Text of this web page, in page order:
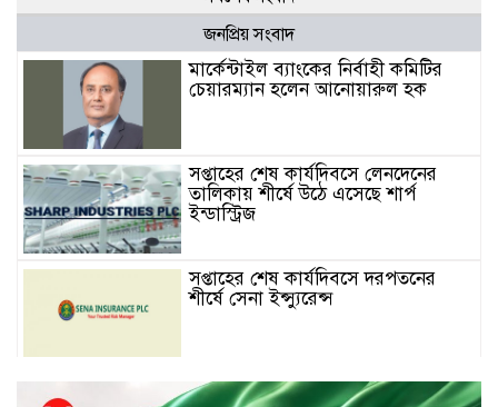
জনপ্রিয় সংবাদ
মার্কেন্টাইল ব্যাংকের নির্বাহী কমিটির
চেয়ারম্যান হলেন আনোয়ারুল হক
সপ্তাহের শেষ কার্যদিবসে লেনদেনের
তালিকায় শীর্ষে উঠে এসেছে শার্প
ইন্ডাস্ট্রিজ
সপ্তাহের শেষ কার্যদিবসে দরপতনের
শীর্ষে সেনা ইন্স্যুরেন্স
সপ্তাহের শেষ কার্যদিবসে দরবৃদ্ধির শীর্ষে